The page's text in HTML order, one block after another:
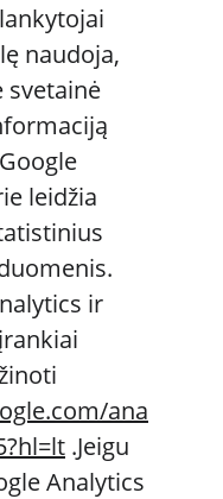
naudoja,
svetainė
leidžia
ir
ana
.Jeigu
Analytics